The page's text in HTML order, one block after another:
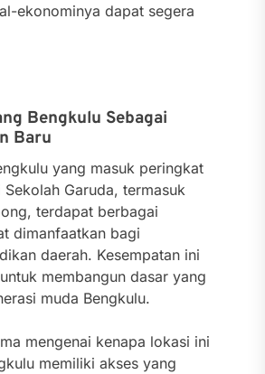
ekonominya dapat segera
Bengkulu Sebagai
Baru
yang masuk peringkat
Garuda, termasuk
terdapat berbagai
dimanfaatkan bagi
daerah. Kesempatan ini
membangun dasar yang
muda Bengkulu.
mengenai kenapa lokasi ini
memiliki akses yang